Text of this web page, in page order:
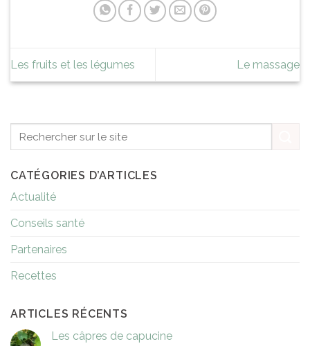
Les fruits et les légumes Le massage
CATÉGORIES D’ARTICLES
Actualité
Conseils santé
Partenaires
Recettes
ARTICLES RÉCENTS
Les câpres de capucine